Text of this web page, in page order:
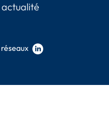
actualité